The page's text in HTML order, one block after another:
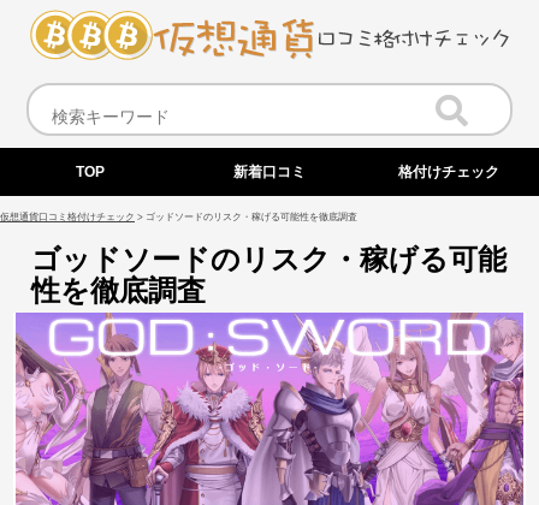
TOP 新着口コミ 格付けチェック
仮想通貨口コミ格付けチェック > ゴッドソードのリスク・稼げる可能性を徹底調査
ゴッドソードのリスク・稼げる可能
性を徹底調査